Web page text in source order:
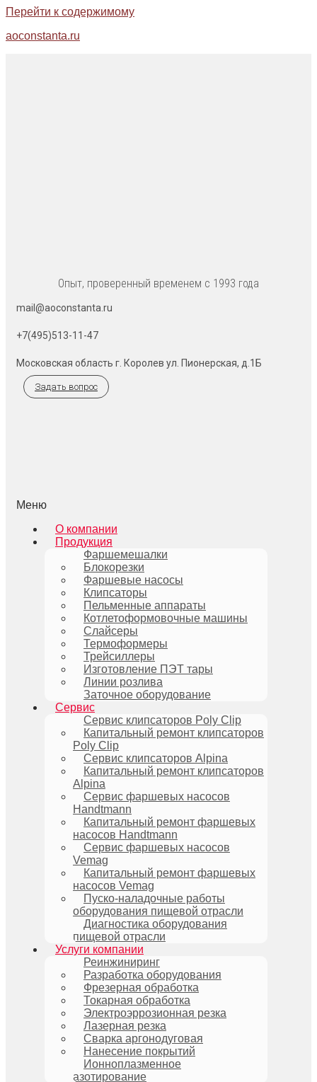
Перейти к содержимому
aoconstanta.ru
Опыт, проверенный временем с 1993 года
mail@aoconstanta.ru
+7(495)513-11-47
Московская область г. Королев ул. Пионерская, д.1Б
Задать вопрос
Меню
О компании
Продукция
Фаршемешалки
Блокорезки
Фаршевые насосы
Клипсаторы
Пельменные аппараты
Котлетоформовочные машины
Слайсеры
Термоформеры
Трейсиллеры
Изготовление ПЭТ тары
Линии розлива
Заточное оборудование
Сервис
Сервис клипсаторов Poly Clip
Капитальный ремонт клипсаторов
Poly Clip
Сервис клипсаторов Alpina
Капитальный ремонт клипсаторов
Alpina
Сервис фаршевых насосов
Handtmann
Капитальный ремонт фаршевых
насосов Handtmann
Сервис фаршевых насосов
Vemag
Капитальный ремонт фаршевых
насосов Vemag
Пуско-наладочные работы
оборудования пищевой отрасли
Диагностика оборудования
пищевой отрасли
Услуги компании
Реинжиниринг
Разработка оборудования
Фрезерная обработка
Токарная обработка
Электроэррозионная резка
Лазерная резка
Сварка аргонодуговая
Нанесение покрытий
Ионноплазменное
азотирование